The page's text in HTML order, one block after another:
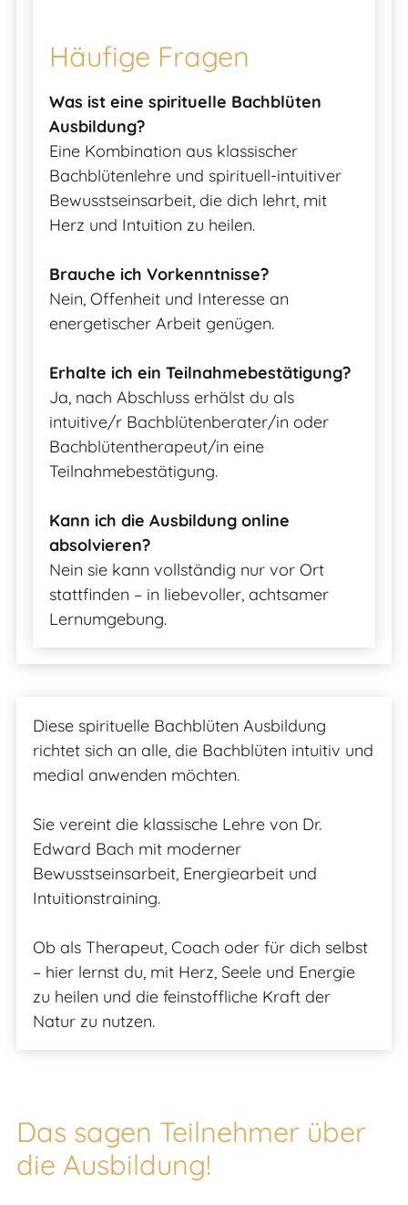
Häufige Fragen
Was ist eine spirituelle Bachblüten
Ausbildung?
Eine Kombination aus klassischer
Bachblütenlehre und spirituell-intuitiver
Bewusstseinsarbeit, die dich lehrt, mit
Herz und Intuition zu heilen.
Brauche ich Vorkenntnisse?
Nein, Offenheit und Interesse an
energetischer Arbeit genügen.
Erhalte ich ein Teilnahmebestätigung?
Ja, nach Abschluss erhälst du als
intuitive/r Bachblütenberater/in oder
Bachblütentherapeut/in eine
Teilnahmebestätigung.
Kann ich die Ausbildung online
absolvieren?
Nein sie kann vollständig nur vor Ort
stattfinden – in liebevoller, achtsamer
Lernumgebung.
Diese spirituelle Bachblüten Ausbildung
richtet sich an alle, die Bachblüten intuitiv und
medial anwenden möchten.
Sie vereint die klassische Lehre von Dr.
Edward Bach mit moderner
Bewusstseinsarbeit, Energiearbeit und
Intuitionstraining.
Ob als Therapeut, Coach oder für dich selbst
– hier lernst du, mit Herz, Seele und Energie
zu heilen und die feinstoffliche Kraft der
Natur zu nutzen.
Das sagen Teilnehmer über
die Ausbildung!